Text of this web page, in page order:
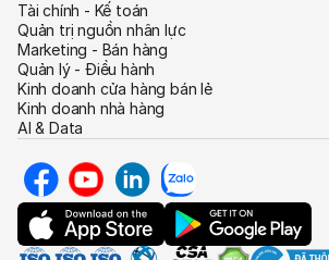
Tài chính - Kế toán
Quản trị nguồn nhân lực
Marketing - Bán hàng
Quản lý - Điều hành
Kinh doanh cửa hàng bán lẻ
Kinh doanh nhà hàng
AI & Data